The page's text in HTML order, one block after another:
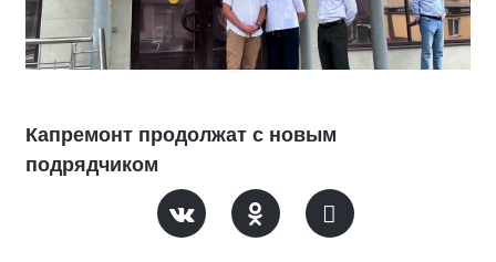
Капремонт продолжат с новым
подрядчиком